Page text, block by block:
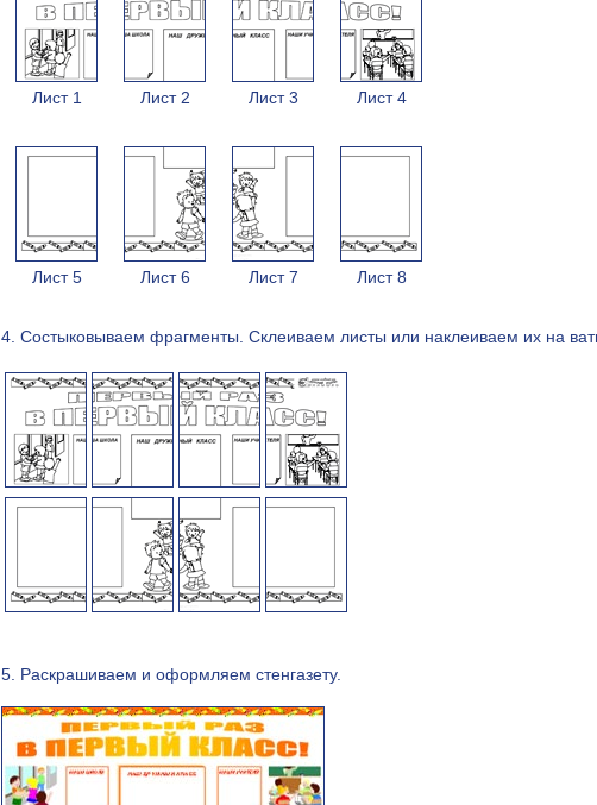
Лист 1 Лист 2 Лист 3 Лист 4
Лист 5 Лист 6 Лист 7 Лист 8
4. Состыковываем фрагменты. Cклеиваем листы или наклеиваем их на
5. Раскрашиваем и оформляем стенгазету.